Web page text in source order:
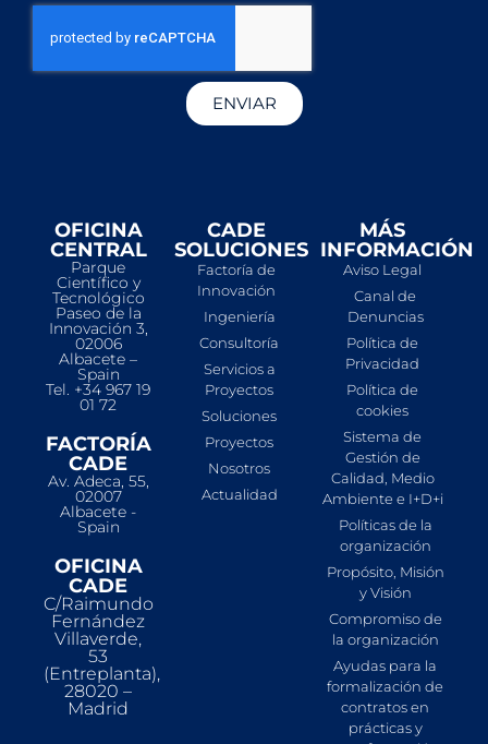
ENVIAR
OFICINA
CENTRAL
Parque
Científico y
Tecnológico
Paseo de la
Innovación 3,
02006
Albacete –
Spain
Tel. +34 967 19
01 72
FACTORÍA
CADE
Av. Adeca, 55,
02007
Albacete -
Spain
OFICINA
CADE
C/Raimundo
Fernández
Villaverde,
53
(Entreplanta),
28020 –
Madrid
CADE
SOLUCIONES
Factoría de
Innovación
Ingeniería
Consultoría
Servicios a
Proyectos
Soluciones
Proyectos
Nosotros
Actualidad
MÁS
INFORMACIÓN
Aviso Legal
Canal de
Denuncias
Política de
Privacidad
Política de
cookies
Sistema de
Gestión de
Calidad, Medio
Ambiente e I+D+i
Políticas de la
organización
Propósito, Misión
y Visión
Compromiso de
la organización
Ayudas para la
formalización de
contratos en
prácticas y